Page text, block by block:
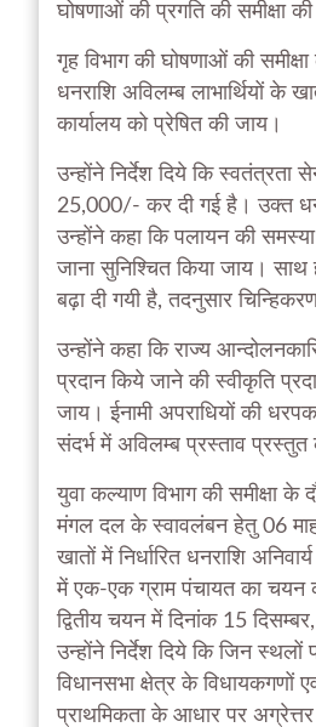
घोषणाओं की प्रगति की समीक्षा
गृह विभाग की घोषणाओं की
धनराशि अविलम्ब लाभार्थियों के
कार्यालय को प्रेषित की जाय।
उन्होंने निर्देश दिये कि
25,000/- कर दी गई है। उक्त
उन्होंने कहा कि पलायन की
जाना सुनिश्चित किया जाय। साथ
बढ़ा दी गयी है, तदनुसार
उन्होंने कहा कि राज्य
प्रदान किये जाने की स्वीकृति
जाय। ईनामी अपराधियों की
संदर्भ में अविलम्ब प्रस्ताव प्रस्तुत
युवा कल्याण विभाग की समीक्षा के
मंगल दल के स्वावलंबन हेतु 06
खातों में निर्धारित धनराशि
में एक-एक ग्राम पंचायत का चयन
द्वितीय चयन में दिनांक 15
उन्होंने निर्देश दिये कि जिन स्थलों
विधानसभा क्षेत्र के विधायकगणों
प्राथमिकता के आधार पर अग्रेत्तर